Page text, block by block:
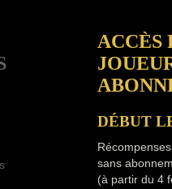
ACCÈS
DÉBUT
sans
(à partir du 4